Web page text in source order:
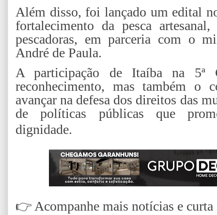
Além disso, foi lançado um edital
fortalecimento da pesca
pescadoras, em parceria com o
André de Paula.
A participação de Itaíba na 5ª
reconhecimento, mas também o
avançar na defesa dos direitos das
de políticas públicas que
dignidade.
👉 Acompanhe mais notícias e curta